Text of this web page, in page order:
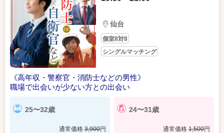
仙台
個室8対8
シングルマッチング
《高年収・警察官・消防士などの男性》
職場で出会いが少ない方との出会い
25〜32歳
通常価格 3,900円
24〜31歳
通常価格 1,500円